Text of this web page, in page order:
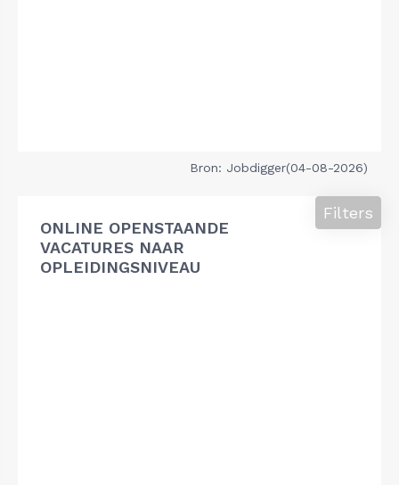
Bron: Jobdigger(04-08-2026)
ONLINE OPENSTAANDE
VACATURES NAAR
OPLEIDINGSNIVEAU
Filters